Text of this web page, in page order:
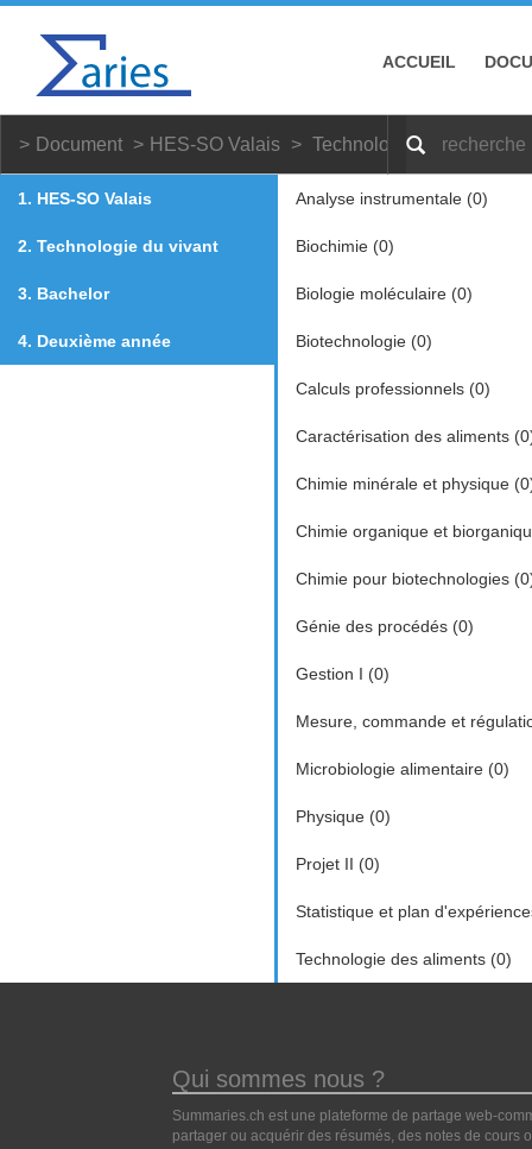
ACCUEIL
Document HES-SO Valais Technologie du vivant
1. HES-SO Valais
2. Technologie du vivant
3. Bachelor
4. Deuxième année
Analyse instrumentale (0)
Biochimie (0)
Biologie moléculaire (0)
Biotechnologie (0)
Calculs professionnels (0)
Caractérisation des aliments
Chimie minérale et physique
Chimie organique et
Chimie pour biotechnologies
Génie des procédés (0)
Gestion I (0)
Mesure, commande et
Microbiologie alimentaire (0)
Physique (0)
Projet II (0)
Statistique et plan
Technologie des aliments (0)
Qui sommes nous ?
Summaries.ch est une plateforme de partage web-
partager ou acquérir des résumés, des notes de cours